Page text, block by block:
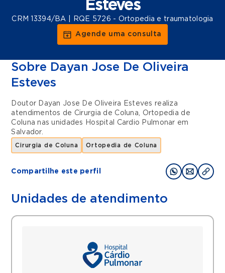
Esteves
CRM 13394/BA | RQE 5726 - Ortopedia e traumatologia
Agende uma consulta
Sobre Dayan Jose De Oliveira
Esteves
Doutor Dayan Jose De Oliveira Esteves realiza
atendimentos de Cirurgia de Coluna, Ortopedia de
Coluna nas unidades Hospital Cardio Pulmonar em
Salvador.
Cirurgia de Coluna Ortopedia de Coluna
Compartilhe este perfil
Unidades de atendimento